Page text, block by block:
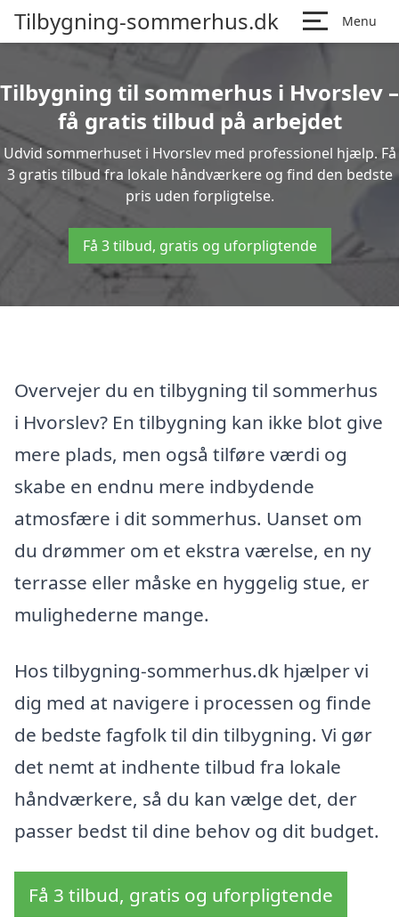
Tilbygning-sommerhus.dk Menu
Tilbygning til sommerhus i Hvorslev –
få gratis tilbud på arbejdet
Udvid sommerhuset i Hvorslev med professionel hjælp. Få
3 gratis tilbud fra lokale håndværkere og find den bedste
pris uden forpligtelse.
Få 3 tilbud, gratis og uforpligtende
Overvejer du en tilbygning til sommerhus
i Hvorslev? En tilbygning kan ikke blot give
mere plads, men også tilføre værdi og
skabe en endnu mere indbydende
atmosfære i dit sommerhus. Uanset om
du drømmer om et ekstra værelse, en ny
terrasse eller måske en hyggelig stue, er
mulighederne mange.
Hos tilbygning-sommerhus.dk hjælper vi
dig med at navigere i processen og finde
de bedste fagfolk til din tilbygning. Vi gør
det nemt at indhente tilbud fra lokale
håndværkere, så du kan vælge det, der
passer bedst til dine behov og dit budget.
Få 3 tilbud, gratis og uforpligtende